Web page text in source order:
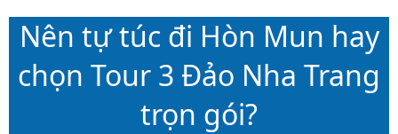
Nên tự túc đi Hòn Mun hay
chọn Tour 3 Đảo Nha Trang
trọn gói?